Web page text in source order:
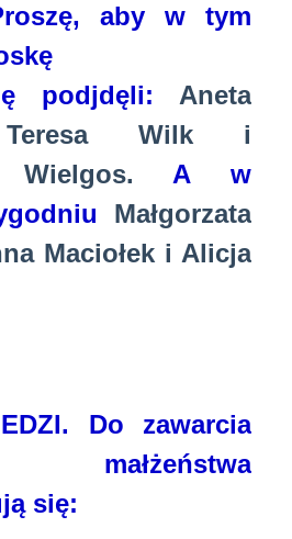
aby w tym
podjdęli: Aneta
Teresa Wilk i
Wielgos. A w
Małgorzata
Maciołek i Alicja
Do zawarcia
małżeństwa
się: